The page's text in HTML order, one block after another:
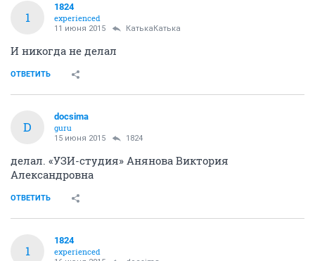
1
1824
experienced
11 июня 2015 КатькаКатька
И никогда не делал
ОТВЕТИТЬ
D
docsima
guru
15 июня 2015 1824
делал. «УЗИ-студия» Анянова Виктория
Александровна
ОТВЕТИТЬ
1
1824
experienced